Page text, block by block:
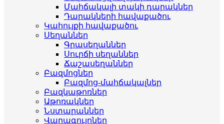
Մահճակալի տակի դարակներ
Դարակների հավաքածու
Կահույքի հավաքածու
Սեղաններ
Գրասեղաններ
Սուրճի սեղաններ
Ճաշասեղաններ
Բազմոցներ
Բազմոց-մահճակալներ
Բազկաթոռներ
Աթոռակներ
Նստարաններ
Վարագույրներ